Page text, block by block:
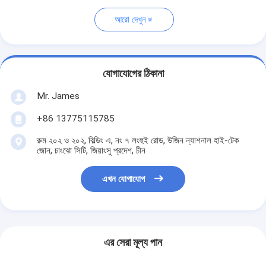
আরো দেখুন
যোগাযোগের ঠিকানা
Mr. James
+86 13775115785
রুম ২০২ ও ২০২, বিল্ডিং এ, নং ৭ লংহুই রোড, উজিন ন্যাশনাল হাই-টেক
জোন, চাংঝো সিটি, জিয়াংসু প্রদেশ, চীন
এখন যোগাযোগ
এর সেরা মূল্য পান